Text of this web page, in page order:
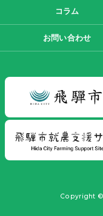
コラム
お問い合わせ
Copyright ©